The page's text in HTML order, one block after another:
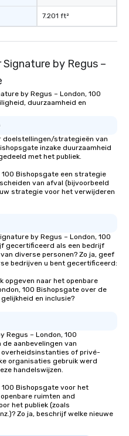
7.201 ft²
by Regus –
by Regus – London, 100
duurzaamheid en
doelstellingen/strategieën van
inzake duurzaamheid
met het publiek.
Bishopsgate een strategie
van afval (bijvoorbeeld
strategie voor het verwijderen
by Regus – London, 100
gecertificeerd als een bedrijf
diverse personen? Zo ja, geef
bedrijven u bent gecertificeerd:
opgeven naar het openbare
100 Bishopsgate over de
en inclusie?
Regus – London, 100
aanbevelingen van
of privé-
organisaties gebruik werd
handelswijzen.
Bishopsgate voor het
ruimten and
het publiek (zoals
Zo ja, beschrijf welke nieuwe